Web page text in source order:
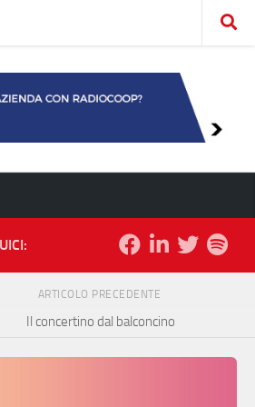
ARTICOLO PRECEDENTE
Il concertino dal balconcino